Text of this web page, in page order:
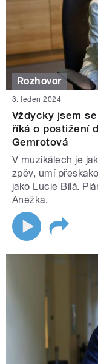
Rozhovor
3. leden 2024
Vždycky jsem
říká o postižení
Gemrotová
V muzikálech je
zpěv, umí
jako Lucie Bílá.
Anežka.